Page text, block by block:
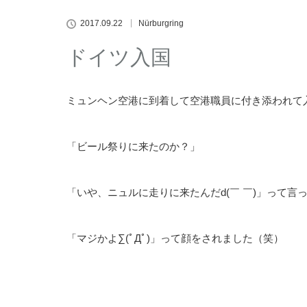
2017.09.22 Nürburgring
ドイツ入国
ミュンヘン空港に到着して空港職員に付き添われて
「ビール祭りに来たのか？」
「いや、ニュルに走りに来たんだd(￣ ￣)」って言
「マジかよ∑(ﾟДﾟ)」って顔をされました（笑）